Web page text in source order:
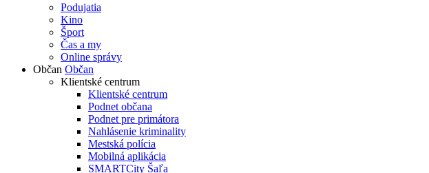
Podujatia
Kino
Šport
Čas a my
Online správy
Občan Občan
Klientské centrum
Klientské centrum
Podnet občana
Podnet pre primátora
Nahlásenie kriminality
Mestská polícia
Mobilná aplikácia
SMARTCity Šaľa